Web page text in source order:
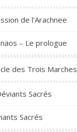
de l'Arachnee
– Le prologue
des Trois Marches
Sacrés
Sacrés